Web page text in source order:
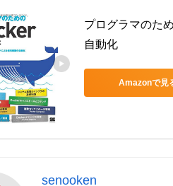
プログラマのた
自動化
Amazonで見
senooken